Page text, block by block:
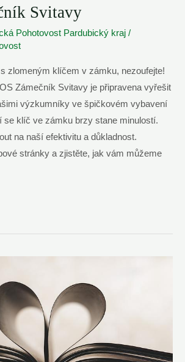
Svitavy
Pohotovost Pardubický kraj /
zlomeným klíčem v zámku, nezoufejte!
Zámečník Svitavy je připravena vyřešit
výzkumníky ve špičkovém vybavení
se klíč ve zámku brzy stane minulostí.
na naší efektivitu a důkladnost.
stránky a zjistěte, jak vám můžeme